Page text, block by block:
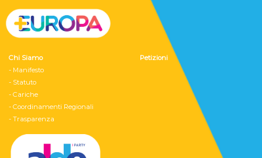
Chi Siamo
- Manifesto
- Statuto
- Cariche
- Coordinamenti Regionali
- Trasparenza
Petizioni